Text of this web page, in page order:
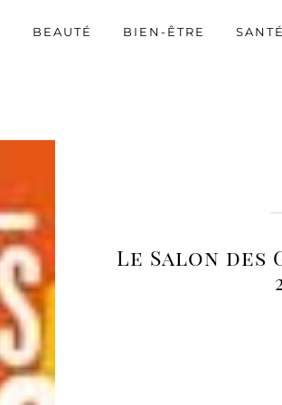
BEAUTÉ BIEN-ÊTRE
Le Salon des